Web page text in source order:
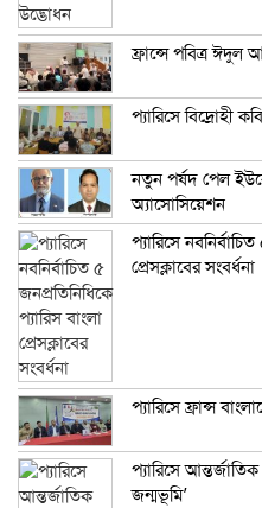
ফ্রান্সে পবিত্র
প্যারিসে বিদ্রোহী
নতুন পর্ষদ পেল
অ্যাসোসিয়েশন
প্যারিসে
প্রেসক্লাবের সংবর্ধনা
প্যারিসে ফ্রান্স
প্যারিসে আন্তর্জাতিক
জন্মভূমি’